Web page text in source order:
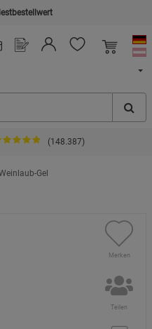
(148.387)
Gel
Merken
Teilen